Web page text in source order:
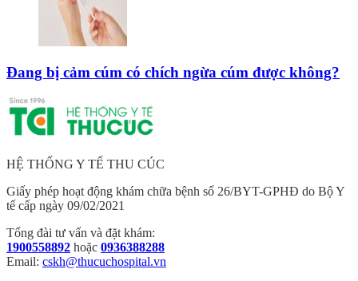
Đang bị cảm cúm có chích ngừa cúm được không?
HỆ THỐNG Y TẾ THU CÚC
Giấy phép hoạt động khám chữa bệnh số 26/BYT-GPHĐ do Bộ Y
tế cấp ngày 09/02/2021
Tổng đài tư vấn và đặt khám:
1900558892 hoặc 0936388288
Email: cskh@thucuchospital.vn